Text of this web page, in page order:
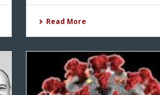
Read More